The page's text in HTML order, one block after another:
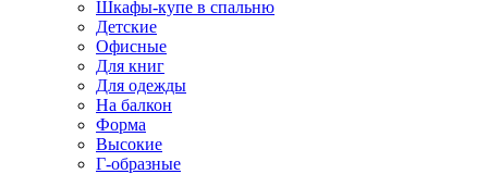
Шкафы-купе в спальню
Детские
Офисные
Для книг
Для одежды
На балкон
Форма
Высокие
Г-образные